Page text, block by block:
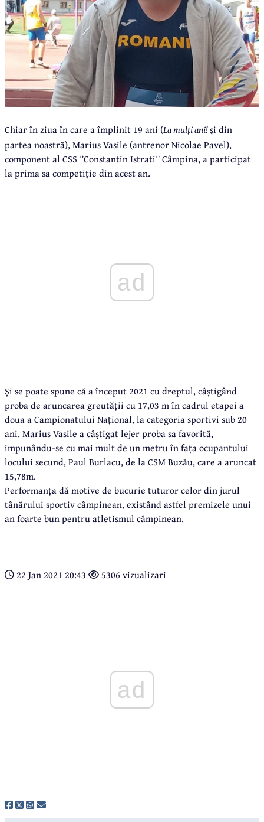
Chiar în ziua în care a împlinit 19 ani (La mulți ani!și din
partea noastră), Marius Vasile (antrenor Nicolae Pavel),
component al CSS ”Constantin Istrati” Câmpina, a participat
la prima sa competiție din acest an.
ad
Și se poate spune că a început 2021 cu dreptul, câștigând
proba de aruncarea greutății cu 17,03 m în cadrul etapei a
doua a Campionatului Național, la categoria sportivi sub 20
ani. Marius Vasile a câștigat lejer proba sa favorită,
impunându-se cu mai mult de un metru în fața ocupantului
locului secund, Paul Burlacu, de la CSM Buzău, care a aruncat
15,78m.
Performanța dă motive de bucurie tuturor celor din jurul
tânărului sportiv câmpinean, existând astfel premizele unui
an foarte bun pentru atletismul câmpinean.
22 Jan 2021 20:43 5306 vizualizari
ad